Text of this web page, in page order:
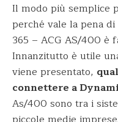
Il modo più semplice
perché vale la pena
365 – ACG AS/400 è
Innanzitutto è utile
viene presentato,
connettere a
As/400 sono tra i